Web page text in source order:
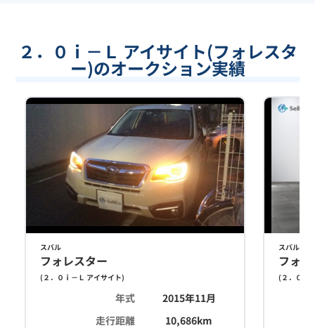
２．０ｉ－Ｌ アイサイト(フォレスタ
ー)のオークション実績
スバル
フォレスター
( ２．０ｉ－Ｌ アイサイト)
年式
2015年11月
走行距離
10,686km
スバル
フォ
( ２．０ｉ